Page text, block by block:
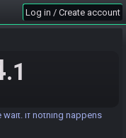
Log in / Create account
.1
to join.
qui va être générée est
responsabilité si tous
la plupart n'y seront
des emplacements
rassurez vous...
wait. If nothing happens